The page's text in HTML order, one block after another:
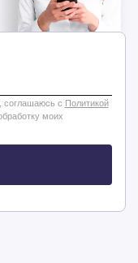
, соглашаюсь с Политикой
моих